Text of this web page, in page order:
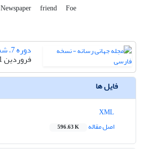
Newspaper friend Foe
دوره 7، شماره 1
فروردین 1391
فایل ها
اصل مقاله
596.63 K